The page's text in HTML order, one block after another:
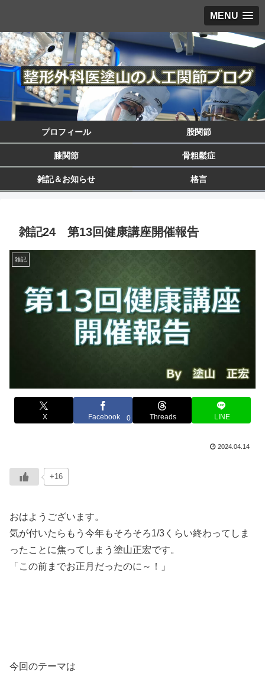
MENU
プロフィール 股関節
膝関節 骨粗鬆症
雑記＆お知らせ 格言
雑記24 第13回健康講座開催報告
雑記
X Facebook 0 Threads LINE
2024.04.14
+16
おはようございます。
気が付いたらもう今年もそろそろ1/3くらい終わってしま
ったことに焦ってしまう塗山正宏です。
「この前までお正月だったのに～！」
今回のテーマは